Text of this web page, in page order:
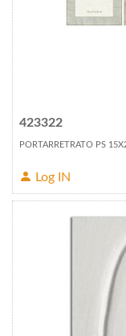
423322
PORTARRETRATO PS
Log IN